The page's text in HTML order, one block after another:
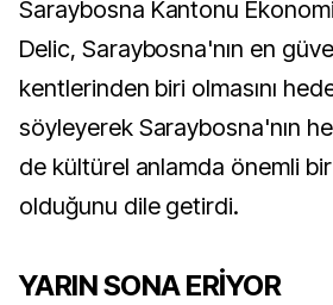
Saraybosna Kantonu
Delic, Saraybosna'nın en
kentlerinden biri olmasını
söyleyerek Saraybosna'nın
de kültürel anlamda önemli
olduğunu dile getirdi.
YARIN SONA ERİYOR